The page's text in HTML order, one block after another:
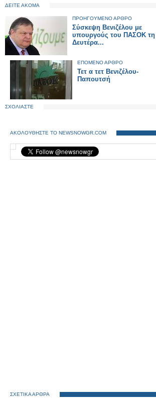
ΔΕΙΤΕ ΑΚΟΜΑ
ΠΡΟΗΓΟΥΜΕΝΟ ΑΡΘΡΟ
Σύσκεψη Βενιζέλου με
υπουργούς του ΠΑΣΟΚ τη
Δευτέρα...
ΕΠΟΜΕΝΟ ΑΡΘΡΟ
Τετ α τετ Βενιζέλου-
Παπουτσή
ΣΧΟΛΙΑΣΤΕ
ΑΚΟΛΟΥΘΗΣΤΕ ΤΟ NEWSNOWGR.COM
ΣΧΕΤΙΚΑ ΑΡΘΡΑ